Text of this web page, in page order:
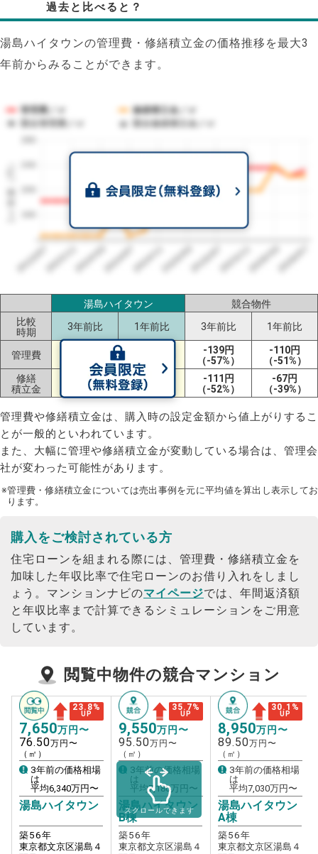
過去と比べると？
湯島ハイタウンの管理費・修繕積立金の価格推移を最大3
年前からみることができます。
1㎡単価（円）
管理費／㎡
修繕積立金／㎡
2023/072023/112024/032024/072024/112025/032025/072025/112026/032026/07
湯島ハイタウン
競合物件
比較
時期
3年前比 1年前比 3年前比 1年前比
管理費
（+26%）
-5円（-2%）
-139円
（-57%）
-110円
（-51%）
修繕
積立金
+96円
（+76%）
+23円
（+12%）
-111円
（-52%）
-67円
（-39%）
管理費や修繕積立金は、購入時の設定金額から値上がりするこ
とが一般的といわれています。
また、大幅に管理や修繕積立金が変動している場合は、管理会
社が変わった可能性があります。
※管理費・修繕積立金については売出事例を元に平均値を算出し表示してお
ります。
購入をご検討されている方
住宅ローンを組まれる際には、管理費・修繕積立金を
加味した年収比率で住宅ローンのお借り入れをしまし
ょう。 マンションナビのマイページでは、年間返済額
と年収比率まで計算できるシミュレーションをご用意
しています。
閲覧中物件の競合マンション
23.8%
UP
7,650万円〜
76.50万円〜
（㎡）
3年前の価格相場
は
平均6,340万円〜
湯島ハイタウン
築56年
東京都文京区湯島４
35.7%
UP
9,550万円〜
95.50万円〜
（㎡）
3年前の価格相場
は
平均7,180万円〜
湯島ハイタウン
B棟
築56年
東京都文京区湯島４
30.1 %
UP
8,950万円〜
89.50万円〜
（㎡）
3年前の価格相場
は
平均7,030万円〜
湯島ハイタウン
A棟
築56年
東京都文京区湯島４
スクロールできます